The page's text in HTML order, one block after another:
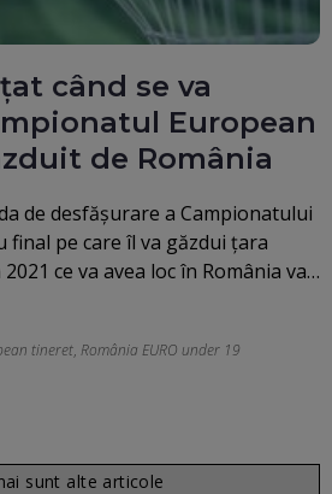
când se va
European
de România
de desfășurare a Campionatului
final pe care îl va găzdui țara
ce va avea loc în România va…
tineret, România EURO under 19
sunt alte articole